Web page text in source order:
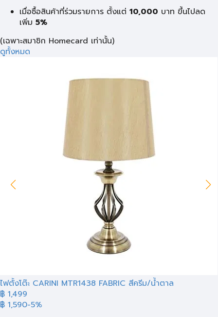
เมื่อซื้อสินค้าที่ร่วมรายการ ตั้งแต่ 10,000 บาท ขึ้นไปลด
เพิ่ม 5%
(เฉพาะสมาชิก Homecard เท่านั้น)
ดูทั้งหมด
ไฟตั้งโต๊ะ CARINI MTR1438 FABRIC สีครีม/น้ำตาล
฿ 1,499
฿ 1,590-5%